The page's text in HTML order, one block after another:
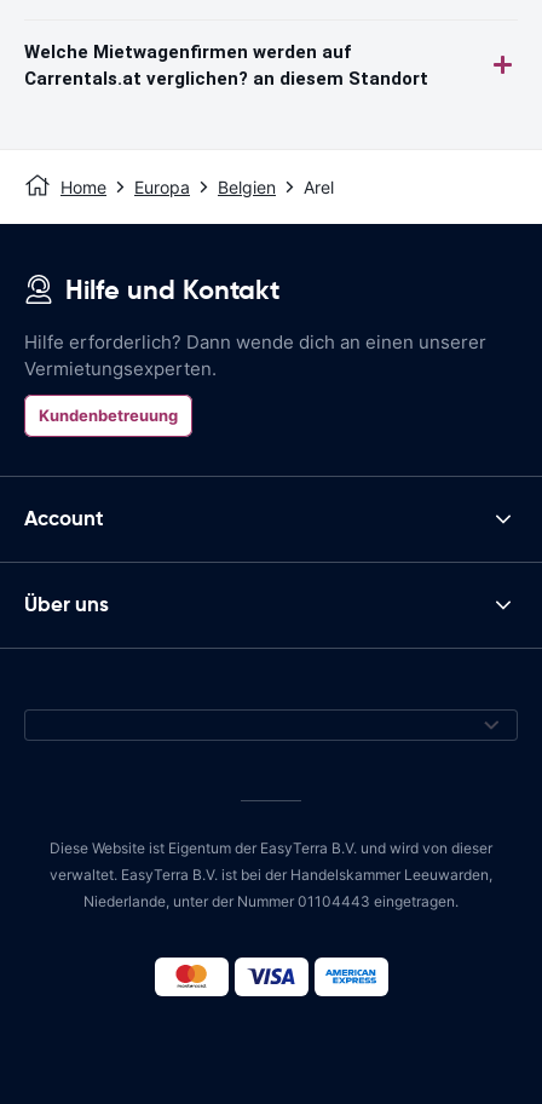
Welche Mietwagenfirmen werden auf
Carrentals.at verglichen? an diesem Standort
Home Europa Belgien Arel
Hilfe und Kontakt
Hilfe erforderlich? Dann wende dich an einen unserer
Vermietungsexperten.
Kundenbetreuung
Account
Über uns
Diese Website ist Eigentum der EasyTerra B.V. und wird von dieser
verwaltet. EasyTerra B.V. ist bei der Handelskammer Leeuwarden,
Niederlande, unter der Nummer 01104443 eingetragen.